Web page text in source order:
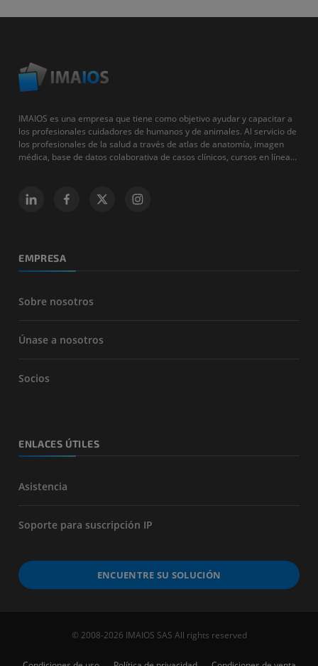
IMAIOS es una empresa que tiene como objetivo ayudar y capacitar a
los profesionales cuidadores de humanos y de animales. Al servicio de
los profesionales de la salud a través de atlas de anatomía, imagen
médica, base de datos colaborativa de casos clínicos, cursos en línea...
EMPRESA
Sobre nosotros
Únase a nosotros
Socios
ENLACES ÚTILES
Asistencia
Soporte para suscripción IP
ENCUENTRE SU SOLUCIÓN
© 2008-2026 IMAIOS SAS All rights reserved